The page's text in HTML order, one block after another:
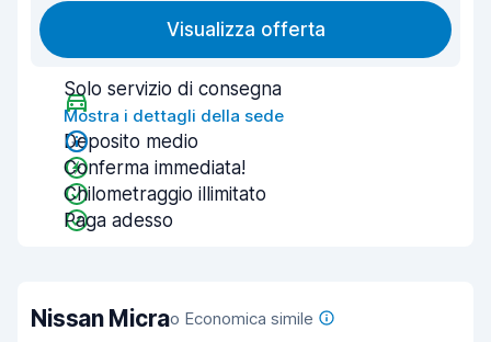
Visualizza offerta
Solo servizio di consegna
Mostra i dettagli della sede
Deposito medio
Conferma immediata!
Chilometraggio illimitato
Paga adesso
Nissan Micrao Economica simile